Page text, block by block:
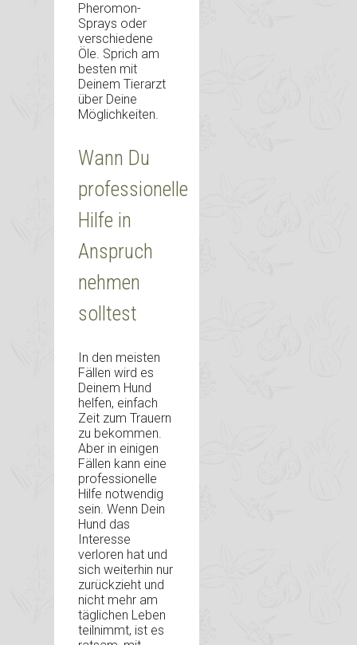
Pheromon-
Sprays oder
verschiedene
Öle. Sprich am
besten mit
Deinem Tierarzt
über Deine
Möglichkeiten.
Wann Du
professionelle
Hilfe in
Anspruch
nehmen
solltest
In den meisten
Fällen wird es
Deinem Hund
helfen, einfach
Zeit zum Trauern
zu bekommen.
Aber in einigen
Fällen kann eine
professionelle
Hilfe notwendig
sein. Wenn Dein
Hund das
Interesse
verloren hat und
sich weiterhin nur
zurückzieht und
nicht mehr am
täglichen Leben
teilnimmt, ist es